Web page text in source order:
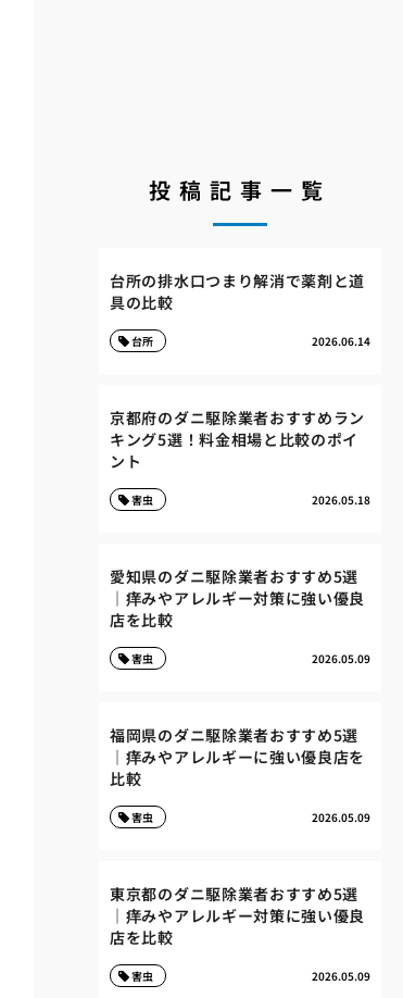
投稿記事一覧
台所の排水口つまり解消で薬剤と道
具の比較
2026.06.14
台所
京都府のダニ駆除業者おすすめラン
キング5選！料金相場と比較のポイ
ント
2026.05.18
害虫
愛知県のダニ駆除業者おすすめ5選
｜痒みやアレルギー対策に強い優良
店を比較
2026.05.09
害虫
福岡県のダニ駆除業者おすすめ5選
｜痒みやアレルギーに強い優良店を
比較
2026.05.09
害虫
東京都のダニ駆除業者おすすめ5選
｜痒みやアレルギー対策に強い優良
店を比較
2026.05.09
害虫